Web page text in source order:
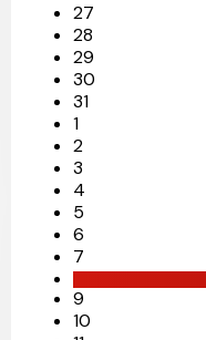
27
28
29
30
31
1
2
3
4
5
6
7
9
10